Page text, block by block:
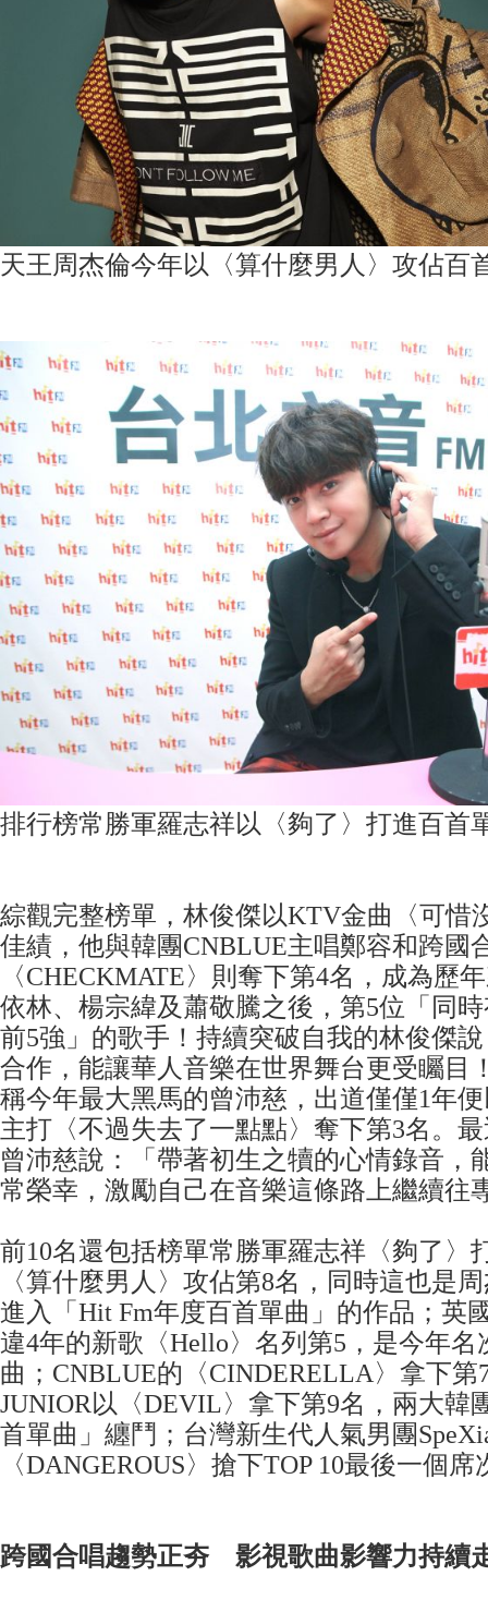
天王周杰倫今年以〈算什麼男人〉攻佔百
排行榜常勝軍羅志祥以〈夠了〉打進百首
綜觀完整榜單，林俊傑以KTV金曲〈可惜
佳績，他與韓團CNBLUE主唱鄭容和跨國
〈CHECKMATE〉則奪下第4名，成為歷
依林、楊宗緯及蕭敬騰之後，第5位「同
前5強」的歌手！持續突破自我的林俊傑
合作，能讓華人音樂在世界舞台更受矚目
稱今年最大黑馬的曾沛慈，出道僅僅1年
主打〈不過失去了一點點〉奪下第3名。
曾沛慈說：「帶著初生之犢的心情錄音，
常榮幸，激勵自己在音樂這條路上繼續往
前10名還包括榜單常勝軍羅志祥〈夠了〉
〈算什麼男人〉攻佔第8名，同時這也是
進入「Hit Fm年度百首單曲」的作品；英
違4年的新歌〈Hello〉名列第5，是今年名
曲；CNBLUE的〈CINDERELLA〉拿下第
JUNIOR以〈DEVIL〉拿下第9名，兩大韓
首單曲」纏鬥；台灣新生代人氣男團
〈DANGEROUS〉搶下TOP 10最後一個席
跨國合唱趨勢正夯 影視歌曲影響力持續